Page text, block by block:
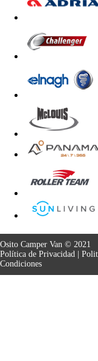
Osito Camper Van © 2021
Política de Privacidad
Condiciones